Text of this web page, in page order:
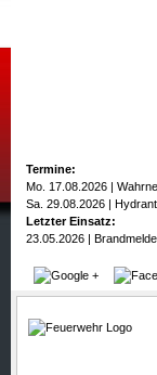
Termine:
Mo. 17.08.2026 |
Sa. 29.08.2026 |
Letzter Einsatz:
23.05.2026 |